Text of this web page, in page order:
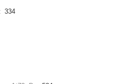
334